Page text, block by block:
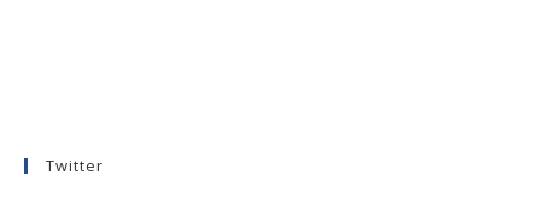
Twitter